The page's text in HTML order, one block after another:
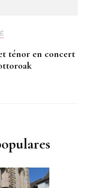
ténor en concert